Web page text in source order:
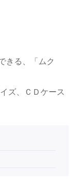
きる、「ムク
ズ、ＣＤケース